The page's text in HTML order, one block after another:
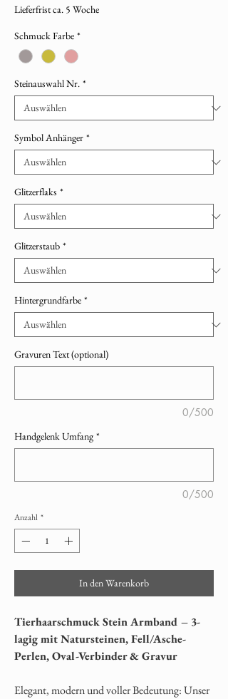
Lieferfrist ca. 5 Woche
Schmuck Farbe *
Steinauswahl Nr. *
Symbol Anhänger *
Glitzerflaks *
Glitzerstaub *
Hintergrundfarbe *
Gravuren Text (optional)
0/500
Handgelenk Umfang *
0/500
Anzahl *
In den Warenkorb
Tierhaarschmuck Stein Armband – 3-
lagig mit Natursteinen, Fell/Asche-
Perlen, Oval-Verbinder & Gravur
Elegant, modern und voller Bedeutung: Unser